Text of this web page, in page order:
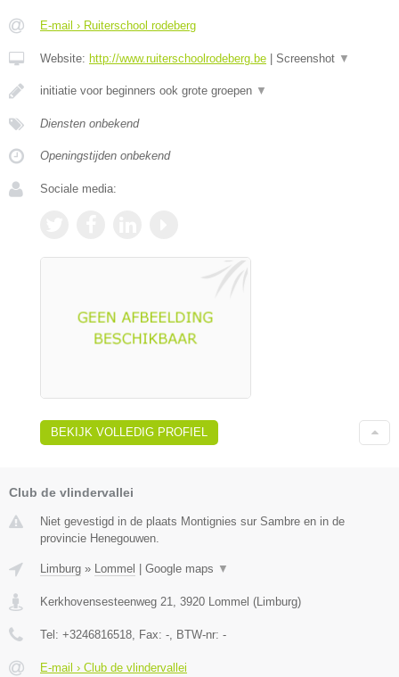
E-mail › Ruiterschool rodeberg
Website: http://www.ruiterschoolrodeberg.be Screenshot ▼
initiatie voor beginners ook grote groepen ▼
Diensten onbekend
Openingstijden onbekend
Sociale media:
BEKIJK VOLLEDIG PROFIEL
Club de vlindervallei
Niet gevestigd in de plaats Montignies sur Sambre en in de
provincie Henegouwen.
Limburg » Lommel | Google maps ▼
Kerkhovensesteenweg 21 3920 Lommel (Limburg)
Tel: +3246816518 , Fax: - , BTW-nr: -
E-mail › Club de vlindervallei